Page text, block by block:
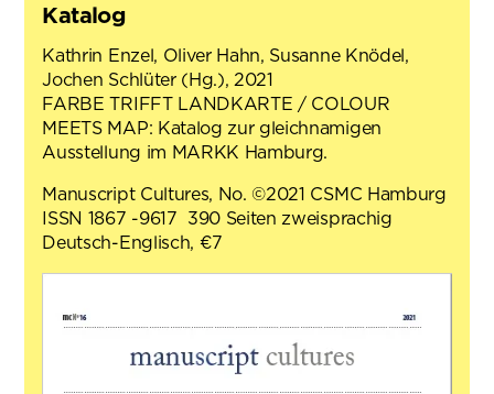
Katalog
Kathrin Enzel, Oliver Hahn, Susanne Knödel,
Jochen Schlüter (Hg.), 2021
FARBE TRIFFT LANDKARTE / COLOUR
MEETS MAP: Katalog zur gleichnamigen
Ausstellung im MARKK Hamburg.
Manuscript Cultures, No. ©2021 CSMC Hamburg
ISSN 1867 -9617 390 Seiten zweisprachig
Deutsch-Englisch, €7